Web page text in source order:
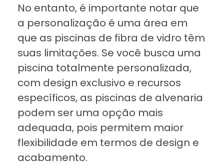
No entanto, é importante notar que
a personalização é uma área em
que as piscinas de fibra de vidro têm
suas limitações. Se você busca uma
piscina totalmente personalizada,
com design exclusivo e recursos
específicos, as piscinas de alvenaria
podem ser uma opção mais
adequada, pois permitem maior
flexibilidade em termos de design e
acabamento.